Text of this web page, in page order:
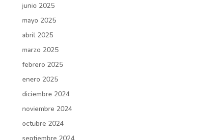
junio 2025
mayo 2025
abril 2025
marzo 2025
febrero 2025
enero 2025
diciembre 2024
noviembre 2024
octubre 2024